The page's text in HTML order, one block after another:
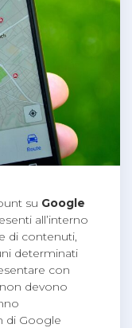
su Google
all’interno
di contenuti,
determinati
con
devono
di Google